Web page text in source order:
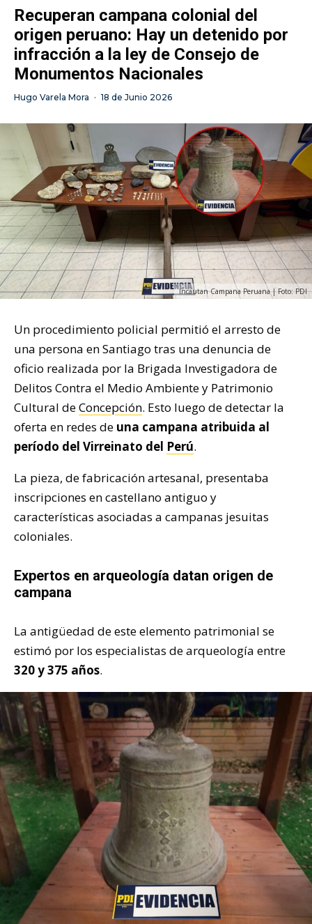
Recuperan campana colonial del
origen peruano: Hay un detenido por
infracción a la ley de Consejo de
Monumentos Nacionales
Hugo Varela Mora · 18 de Junio 2026
Incautan Campana Peruana | Foto: PDI
Un procedimiento policial permitió el arresto de
una persona en Santiago tras una denuncia de
oficio realizada por la Brigada Investigadora de
Delitos Contra el Medio Ambiente y Patrimonio
Cultural deConcepción. Esto luego de detectar la
oferta en redes de una campana atribuida al
período del Virreinato del Perú.
La pieza, de fabricación artesanal, presentaba
inscripciones en castellano antiguo y
características asociadas a campanas jesuitas
coloniales.
Expertos en arqueología datan origen de
campana
La antigüedad de este elemento patrimonial se
estimó por los especialistas de arqueología entre
320 y 375 años.